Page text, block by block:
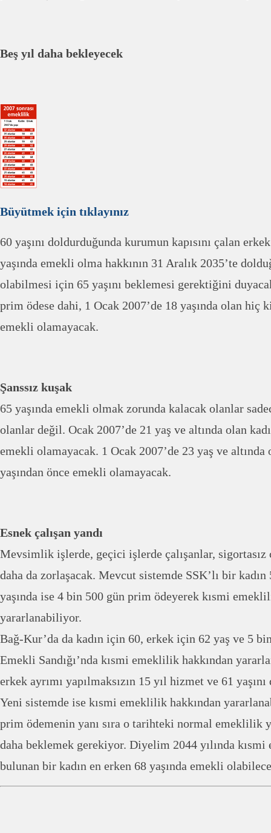
Beş yıl daha bekleyecek
Büyütmek için tıklayınız
60 yaşını doldurduğunda kurumun kapısını çalan
yaşında emekli olma hakkının 31 Aralık 2035’te
olabilmesi için 65 yaşını beklemesi gerektiğini
prim ödese dahi, 1 Ocak 2007’de 18 yaşında olan hiç
emekli olamayacak.
Şanssız kuşak
65 yaşında emekli olmak zorunda kalacak olanlar
olanlar değil. Ocak 2007’de 21 yaş ve altında olan
emekli olamayacak. 1 Ocak 2007’de 23 yaş ve
yaşından önce emekli olamayacak.
Esnek çalışan yandı
Mevsimlik işlerde, geçici işlerde çalışanlar, sigortasız
daha da zorlaşacak. Mevcut sistemde SSK’lı bir kadın
yaşında ise 4 bin 500 gün prim ödeyerek kısmi
yararlanabiliyor.
Bağ-Kur’da da kadın için 60, erkek için 62 yaş ve 5
Emekli Sandığı’nda kısmi emeklilik hakkından
erkek ayrımı yapılmaksızın 15 yıl hizmet ve 61
Yeni sistemde ise kısmi emeklilik hakkından
prim ödemenin yanı sıra o tarihteki normal emeklilik
daha beklemek gerekiyor. Diyelim 2044 yılında
bulunan bir kadın en erken 68 yaşında emekli